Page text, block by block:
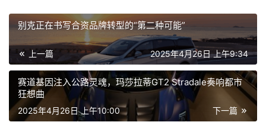
别克正在书写合资品牌转型的“第二种可能”
上一篇 2025年4月26日 上午9:34
赛道基因注入公路灵魂，玛莎拉蒂GT2 Stradale奏响都市
狂想曲
下一篇
2025年4月26日 上午10:00